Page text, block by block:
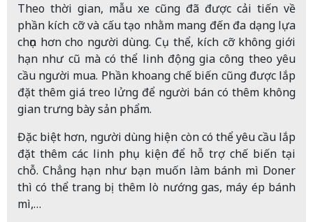
Theo thời gian, mẫu xe cũng đã được cải tiến về
phần kích cỡ và cấu tạo nhằm mang đến đa dạng lựa
chọn hơn cho người dùng. Cụ thể, kích cỡ không giới
hạn như cũ mà có thể linh động gia công theo yêu
cầu người mua. Phần khoang chế biến cũng được lắp
đặt thêm giá treo lửng để người bán có thêm không
gian trưng bày sản phẩm.
Đặc biệt hơn, người dùng hiện còn có thể yêu cầu lắp
đặt thêm các linh phụ kiện để hỗ trợ chế biến tại
chỗ. Chẳng hạn như bạn muốn làm bánh mì Doner
thì có thể trang bị thêm lò nướng gas, máy ép bánh
mì,…